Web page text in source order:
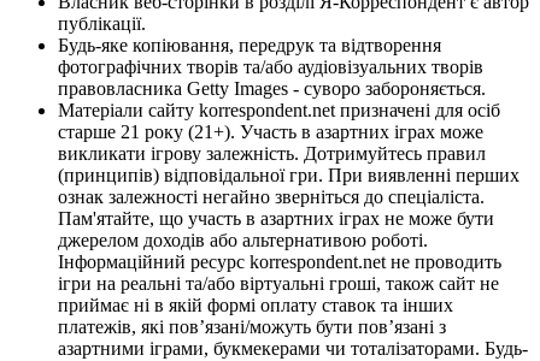
публікації.
Будь-яке копіювання, передрук та відтворення
фотографічних творів та/або аудіовізуальних творів
правовласника Getty Images - суворо забороняється.
Матеріали сайту korrespondent.net призначені для осіб
старше 21 року (21+). Участь в азартних іграх може
викликати ігрову залежність. Дотримуйтесь правил
(принципів) відповідальної гри. При виявленні перших
ознак залежності негайно зверніться до спеціаліста.
Пам'ятайте, що участь в азартних іграх не може бути
джерелом доходів або альтернативою роботі.
Інформаційний ресурс korrespondent.net не проводить
ігри на реальні та/або віртуальні гроші, також сайт не
приймає ні в якій формі оплату ставок та інших
платежів, які пов’язані/можуть бути пов’язані з
азартними іграми, букмекерами чи тоталізаторами. Будь-